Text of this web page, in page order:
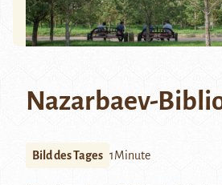
Nazarbaev-
Bild des Tages 1Minute